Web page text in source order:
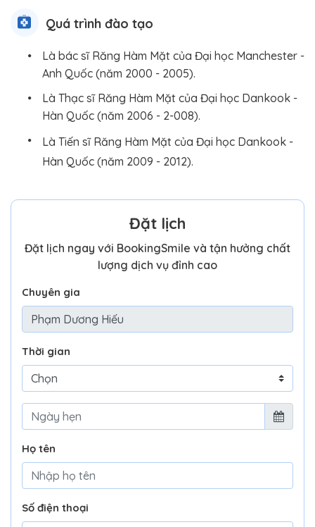
Quá trình đào tạo
Là bác sĩ Răng Hàm Mặt của Đại học Manchester -
Anh Quốc (năm 2000 - 2005).
Là Thạc sĩ Răng Hàm Mặt của Đại học Dankook -
Hàn Quốc (năm 2006 - 2-008).
Là Tiến sĩ Răng Hàm Mặt của Đại học Dankook -
Hàn Quốc (năm 2009 - 2012).
Đặt lịch
Đặt lịch ngay với BookingSmile và tận hưởng chất
lượng dịch vụ đỉnh cao
Chuyên gia
Thời gian
Họ tên
Số điện thoại